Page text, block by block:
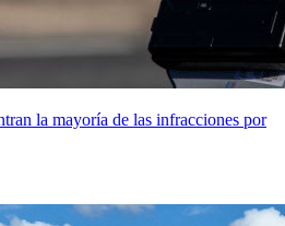
la mayoría de las infracciones por